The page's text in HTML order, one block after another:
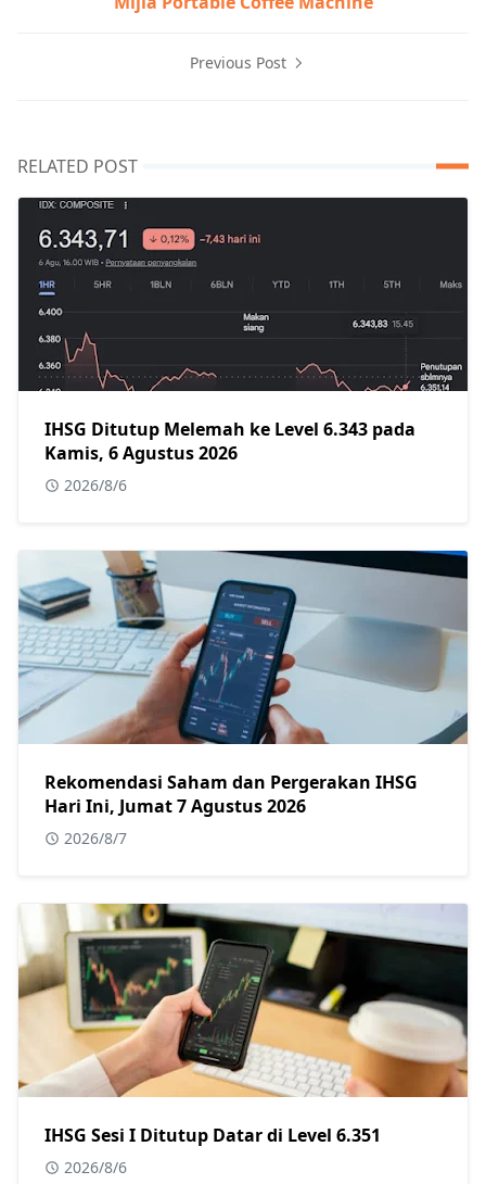
Previous Post
RELATED POST
IHSG Ditutup Melemah ke Level 6.343 pada
Kamis, 6 Agustus 2026
2026/8/6
Rekomendasi Saham dan Pergerakan IHSG
Hari Ini, Jumat 7 Agustus 2026
2026/8/7
IHSG Sesi I Ditutup Datar di Level 6.351
2026/8/6